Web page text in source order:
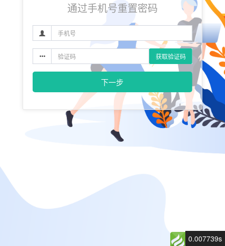
通过手机号重置密码
获取验证码
下一步
0.007739s